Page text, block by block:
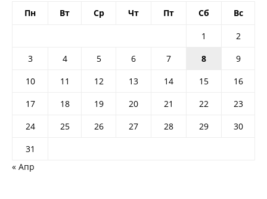
Пн Вт Ср Чт Пт Сб Вс
1
2
3
4 5 6 7 8
9
10
11 12 13 14 15
16
17
18 19 20 21 22
23
24
25 26 27 28 29
30
31
« Апр